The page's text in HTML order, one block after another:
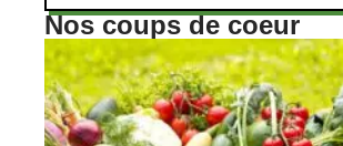
Nos coups de coeur